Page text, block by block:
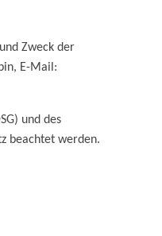
Zweck der
E-Mail:
und des
beachtet werden.